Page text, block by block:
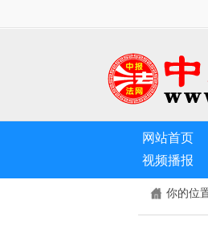
网站首页
视频播报
你的位